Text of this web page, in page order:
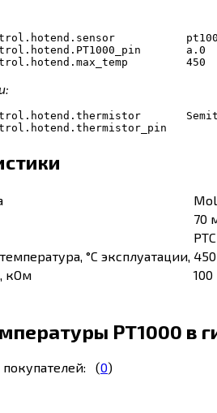
70
°C эксплуатации, 450
кОм
100
PT1000 в
(0)